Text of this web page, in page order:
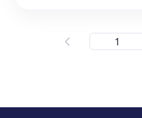
中秋主题趣味中文书
大家知道中国传统节日
书设计了中文识字卡、